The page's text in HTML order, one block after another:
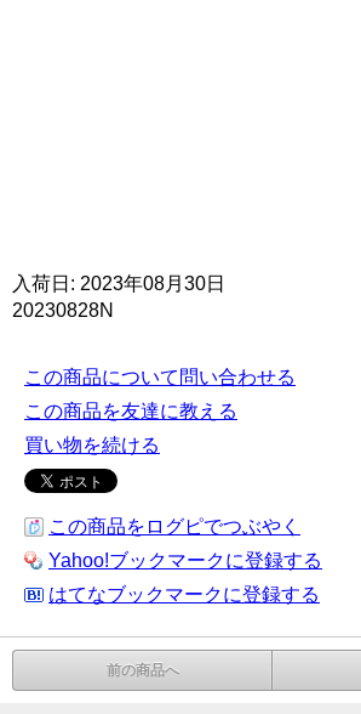
入荷日: 2023年08月30日
20230828N
この商品について問い合わせる
この商品を友達に教える
買い物を続ける
この商品をログピでつぶやく
Yahoo!ブックマークに登録する
はてなブックマークに登録する
前の商品へ